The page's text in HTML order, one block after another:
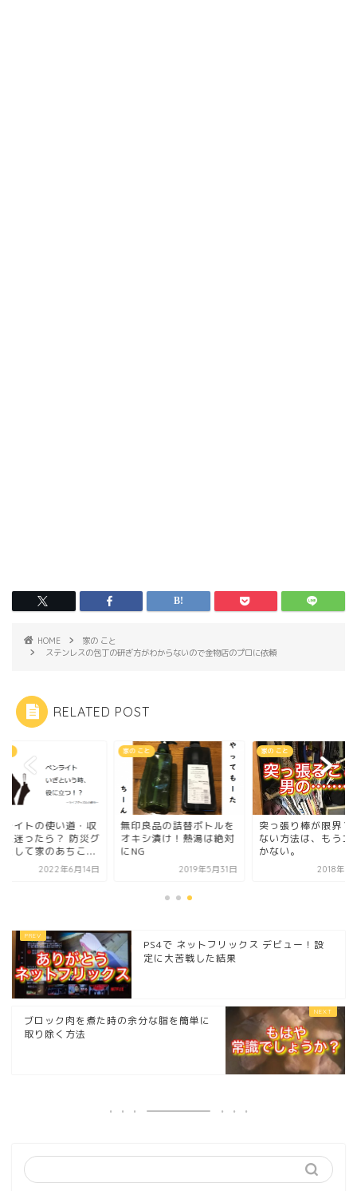
HOME
家の こと
ステンレスの包丁の研ぎ方がわからないので金物店のプロに依頼
RELATED POST
ライトの使い道・収
に迷ったら？ 防災グ
として家のあちこ...
2022年6月14日
家の こと
無印良品の詰替ボトルを
オキシ漬け！熱湯は絶対
にNG
2019年5月31日
家の こと
突っ張り棒が限界？
ない方法は、もうコ
かない。
2018年7
PS4で ネットフリックス デビュー！設
定に大苦戦した結果
ブロック肉を煮た時の余分な脂を簡単に
取り除く方法